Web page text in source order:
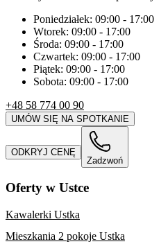
Poniedziałek: 09:00 - 17:00
Wtorek: 09:00 - 17:00
Środa: 09:00 - 17:00
Czwartek: 09:00 - 17:00
Piątek: 09:00 - 17:00
Sobota: 09:00 - 17:00
+48 58 774 00 90
UMÓW SIĘ NA SPOTKANIE
ODKRYJ CENĘ
Zadzwoń
Oferty w Ustce
Kawalerki Ustka
Mieszkania 2 pokoje Ustka